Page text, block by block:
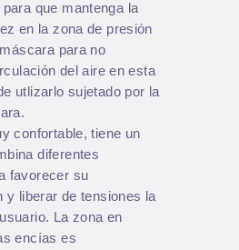
que mantenga la
en la zona de presión
para no
del aire en esta
utlizarlo sujetado por la
confortable, tiene un
diferentes
favorecer su
y liberar de tensiones la
La zona en
encías es